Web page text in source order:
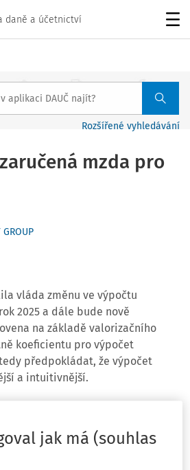
daně a účetnictví
Rozšířené vyhledávání
mzda pro
GROUP
vláda změnu ve výpočtu
2025 a dále bude nově
na základě valorizačního
koeficientu pro výpočet
předpokládat, že výpočet
a intuitivnější.
jak má (souhlas